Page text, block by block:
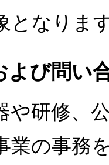
となりま
よび問い
や研修、
業の事務